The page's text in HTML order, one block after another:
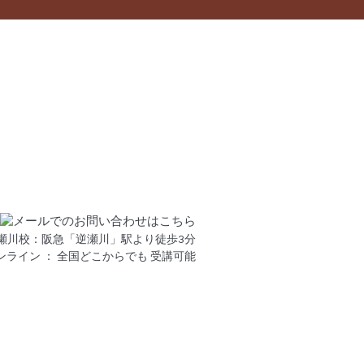
川校：阪急「逆瀬川」駅より徒歩3分
ライン ： 全国どこからでも 受講可能